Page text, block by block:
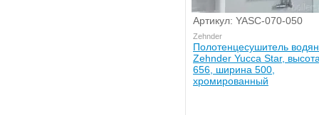
Артикул: YASC-070-050
Zehnder
Полотенцесушитель
Zehnder Yucca Star,
656, ширина 500,
хромированный